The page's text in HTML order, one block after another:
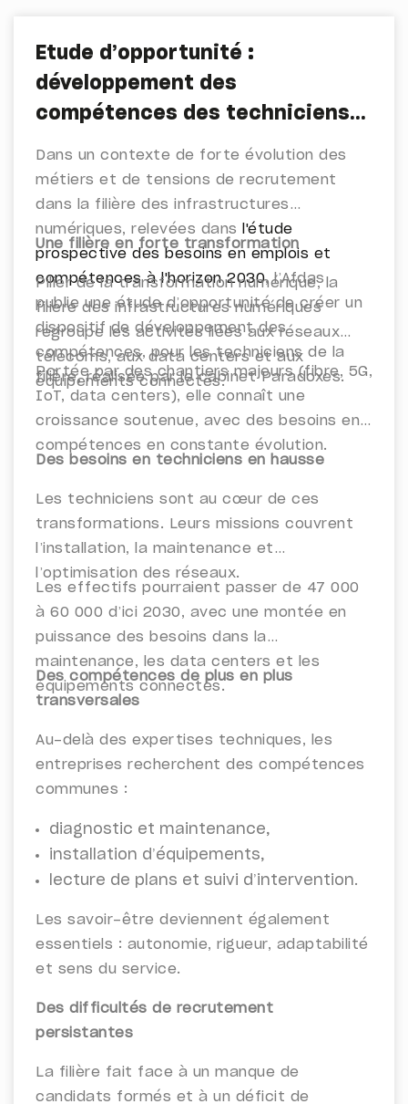
Etude d’opportunité :
développement des
compétences des techniciens
infrastructures numériques
Dans un contexte de forte évolution des
métiers et de tensions de recrutement
dans la filière des infrastructures
numériques, relevées dans
l'étude
prospective des besoins en emplois et
compétences à l'horizon 2030, l’Afdas
publie une étude d’opportunité de créer un
dispositif de développement des
compétences, pour les techniciens de la
filière, réalisée par le cabinet Paradoxes.
Une filière en forte transformation
Pilier de la transformation numérique, la
filière des infrastructures numériques
regroupe les activités liées aux réseaux
télécoms, aux data centers et aux
équipements connectés.
Portée par des chantiers majeurs (fibre, 5G,
IoT, data centers), elle connaît une
croissance soutenue, avec des besoins en
compétences en constante évolution.
Des besoins en techniciens en hausse
Les techniciens sont au cœur de ces
transformations. Leurs missions couvrent
l’installation, la maintenance et
l’optimisation des réseaux.
Les effectifs pourraient passer de 47 000
à 60 000 d’ici 2030, avec une montée en
puissance des besoins dans la
maintenance, les data centers et les
équipements connectés.
Des compétences de plus en plus
transversales
Au-delà des expertises techniques, les
entreprises recherchent des compétences
communes :
diagnostic et maintenance,
installation d’équipements,
lecture de plans et suivi d’intervention.
Les savoir-être deviennent également
essentiels : autonomie, rigueur, adaptabilité
et sens du service.
Des difficultés de recrutement
persistantes
La filière fait face à un manque de
candidats formés et à un déficit de